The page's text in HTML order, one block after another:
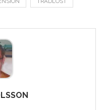
TRÅDLÖST